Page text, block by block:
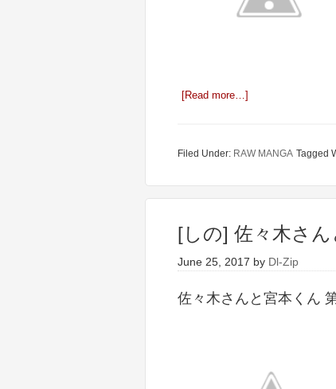
[Read more…]
Filed Under: RAW MANGA Tagged
[しの] 佐々木さ
June 25, 2017 by Dl-Zip
佐々木さんと宮本くん